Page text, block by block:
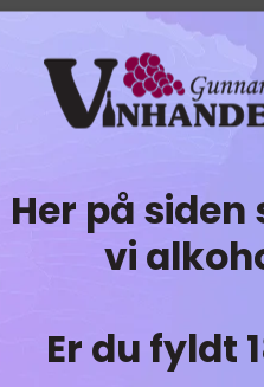
Her på
vi
Er du fyldt
appelsin.
Destilleriet ligger i en dal
er en af de førende
selvom det ligger lige på
til generation for at holde